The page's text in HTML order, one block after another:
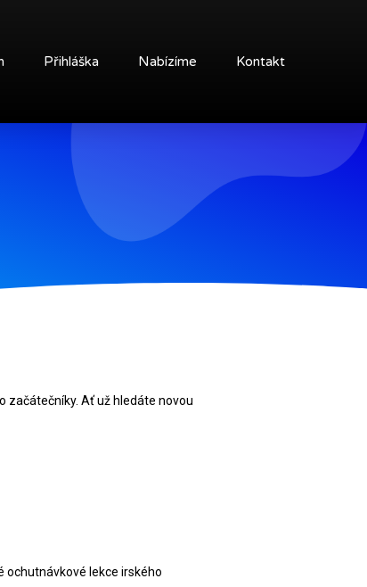
Přihláška Nabízíme Kontakt
začátečníky. Ať už hledáte novou
ochutnávkové lekce irského